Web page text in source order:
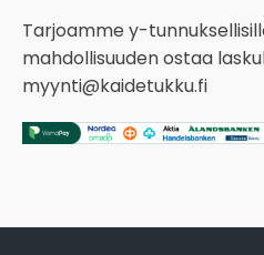
Tarjoamme y-
mahdollisuuden ostaa
myynti@kaidetukku.fi